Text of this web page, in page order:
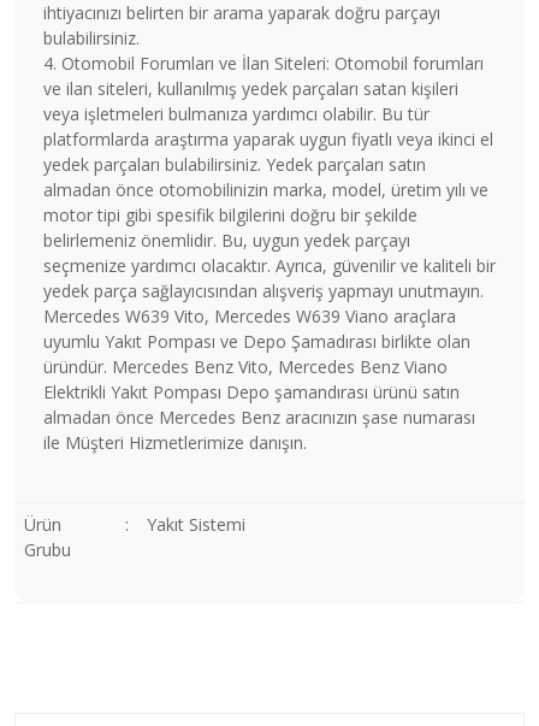
ihtiyacınızı belirten bir arama yaparak doğru parçayı
bulabilirsiniz.
4. Otomobil Forumları ve İlan Siteleri: Otomobil forumları
ve ilan siteleri, kullanılmış yedek parçaları satan kişileri
veya işletmeleri bulmanıza yardımcı olabilir. Bu tür
platformlarda araştırma yaparak uygun fiyatlı veya ikinci el
yedek parçaları bulabilirsiniz. Yedek parçaları satın
almadan önce otomobilinizin marka, model, üretim yılı ve
motor tipi gibi spesifik bilgilerini doğru bir şekilde
belirlemeniz önemlidir. Bu, uygun yedek parçayı
seçmenize yardımcı olacaktır. Ayrıca, güvenilir ve kaliteli bir
yedek parça sağlayıcısından alışveriş yapmayı unutmayın.
Mercedes W639 Vito, Mercedes W639 Viano araçlara
uyumlu Yakıt Pompası ve Depo Şamadırası birlikte olan
üründür. Mercedes Benz Vito, Mercedes Benz Viano
Elektrikli Yakıt Pompası Depo şamandırası ürünü satın
almadan önce Mercedes Benz aracınızın şase numarası
ile Müşteri Hizmetlerimize danışın.
Ürün
Grubu
: Yakıt Sistemi